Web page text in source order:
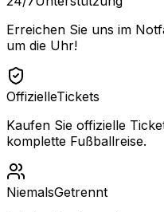
Erreichen Sie uns im
um die Uhr!
OffizielleTickets
Kaufen Sie offizielle
komplette Fußballreise.
NiemalsGetrennt